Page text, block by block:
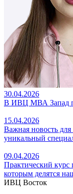
30.04.2026
В ИВЦ МВА Запад
15.04.2026
Важная новость
уникальный
09.04.2026
Практический курс
которым делятся
ИВЦ Восток